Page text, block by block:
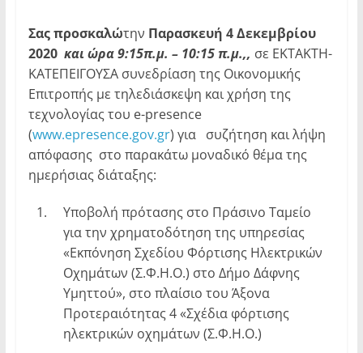
Σας προσκαλώτην Παρασκευή 4 Δεκεμβρίου
2020 και ώρα 9:15π.μ. – 10:15 π.μ.,, σε ΕΚΤΑΚΤΗ-
ΚΑΤΕΠΕΙΓΟΥΣΑ συνεδρίαση της Οικονομικής
Επιτροπής με τηλεδιάσκεψη και χρήση της
τεχνολογίας του e-presence
(www.epresence.gov.gr) για συζήτηση και λήψη
απόφασης στο παρακάτω μοναδικό θέμα της
ημερήσιας διάταξης:
1.
Υποβολή πρότασης στο Πράσινο Ταμείο
για την χρηματοδότηση της υπηρεσίας
«Εκπόνηση Σχεδίου Φόρτισης Ηλεκτρικών
Οχημάτων (Σ.Φ.Η.Ο.) στο Δήμο Δάφνης
Υμηττού», στο πλαίσιο του Άξονα
Προτεραιότητας 4 «Σχέδια φόρτισης
ηλεκτρικών οχημάτων (Σ.Φ.Η.Ο.)